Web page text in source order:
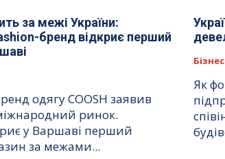
за межі України:
бренд відкриє перший
одягу COOSH заявив
ринок.
у Варшаві перший
за межами...
Бізнес
Як